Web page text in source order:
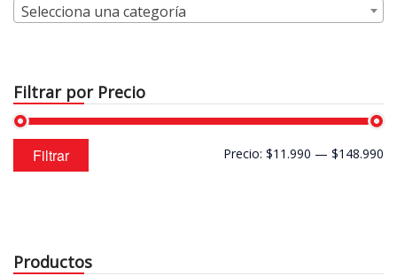
Selecciona una categoría
Filtrar por Precio
Precio
mínimo
Precio
máximo
Filtrar Precio: $11.990 — $148.990
Productos